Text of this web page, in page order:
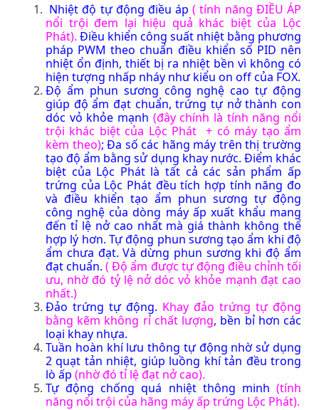
Nhiệt độ tự động điều áp( tính năng ĐIỀU ÁP
nổi trội đem lại hiệu quả khác biệt của Lộc
Phát). Điều khiển công suất nhiệt bằng phương
pháp PWM theo chuẩn điều khiển số PID nên
nhiệt ổn định, thiết bị ra nhiệt bền vì không có
hiện tượng nhấp nháy như kiểu on off của FOX.
Độ ẩm phun sương công nghệ cao tự động
giúp độ ẩm đạt chuẩn, trứng tự nở thành con
dóc vỏ khỏe mạnh (đây chính là tính năng nổi
trội khác biệt của Lộc Phát + có máy tạo ẩm
kèm theo); Đa số các hãng máy trên thị trường
tạo độ ẩm bằng sử dụng khay nước. Điểm khác
biệt của Lộc Phát là tất cả các sản phẩm ấp
trứng của Lộc Phát đều tích hợp tính năng đo
và điều khiển tạo ẩm phun sương tự động
công nghệ của dòng máy ấp xuất khẩu mang
đến tỉ lệ nở cao nhất mà giá thành không thể
hợp lý hơn. Tự động phun sương tạo ẩm khi độ
ẩm chưa đạt. Và dừng phun sương khi độ ẩm
đạt chuẩn.( Độ ẩm được tự động điều chỉnh tối
ưu, nhờ đó tỷ lệ nở dóc vỏ khỏe mạnh đạt cao
nhất.)
Đảo trứng tự động. Khay đảo trứng tự động
bằng kẽm không rỉ chất lượng, bền bỉ hơn các
loại khay nhựa.
Tuần hoàn khí lưu thông tự động nhờ sử dụng
2 quạt tản nhiệt, giúp luồng khí tản đều trong
lò ấp (nhờ đó tỉ lệ đạt nở cao).
Tự động chống quá nhiệt thông minh (tính
năng nổi trội của hãng máy ấp trứng Lộc Phát).